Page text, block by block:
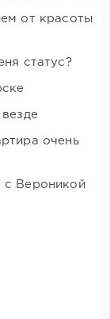
от красоты
статус?
очень
с Вероникой